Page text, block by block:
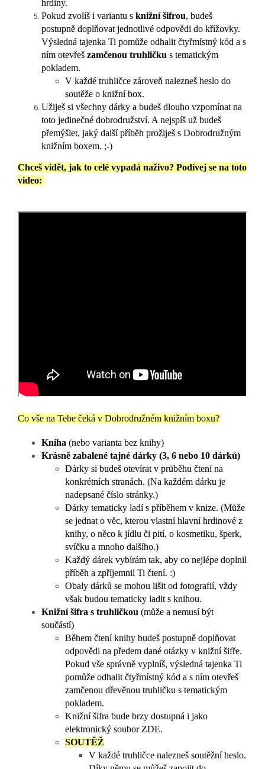
hrdiny.
Pokud zvolíš i variantu s knižní šifrou, budeš
postupně doplňovat jednotlivé odpovědi do křížovky.
Výsledná tajenka Ti pomůže odhalit čtyřmístný kód a s
ním otevřeš zamčenou truhličku s tematickým
pokladem.
V každé truhličce zároveň nalezneš heslo do
soutěže o knižní box.
Užiješ si všechny dárky a budeš dlouho vzpomínat na
toto jedinečné dobrodružství. A nejspíš už budeš
přemýšlet, jaký další příběh prožiješ s Dobrodružným
knižním boxem. ;-)
Chceš vidět, jak to celé vypadá naživo? Podívej se na toto
video:
Co vše na Tebe čeká v Dobrodružném knižním boxu?
Kniha (nebo varianta bez knihy)
Krásně zabalené tajné dárky (3, 6 nebo 10 dárků)
Dárky si budeš otevírat v průběhu čtení na
konkrétních stranách. (Na každém dárku je
nadepsané číslo stránky.)
Dárky tematicky ladí s příběhem v knize. (Může
se jednat o věc, kterou vlastní hlavní hrdinové z
knihy, o něco k jídlu či pití, o kosmetiku, šperk,
svíčku a mnoho dalšího.)
Každý dárek vybírám tak, aby co nejlépe doplnil
příběh a zpříjemnil Ti čtení. :)
Obaly dárků se mohou lišit od fotografií, vždy
však budou tematicky ladit s knihou.
Knižní šifra s truhličkou (může a nemusí být
součástí)
Během čtení knihy budeš postupně doplňovat
odpovědi na předem dané otázky v knižní šifře.
Pokud vše správně vyplníš, výsledná tajenka Ti
pomůže odhalit čtyřmístný kód a s ním otevřeš
zamčenou dřevěnou truhličku s tematickým
pokladem.
Knižní šifra bude brzy dostupná i jako
elektronický soubor ZDE.
SOUTĚŽ
V každé truhličce nalezneš soutěžní heslo.